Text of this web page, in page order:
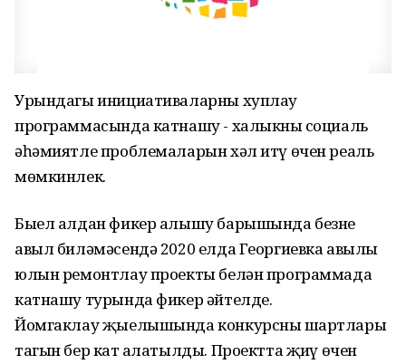
Урындагы инициативаларны хуплау
программасында катнашу - халыкның социаль
әһәмиятле проблемаларын хәл итү өчен реаль
мөмкинлек.
Быел алдан фикер алышу барышында безнең
авыл биләмәсендә 2020 елда Георгиевка авылы
юлын ремонтлау проекты белән программада
катнашу турында фикер әйтелде.
Йомгаклау җыелышында конкурсның шартлары
тагын бер кат аңлатылды. Проектта җиңү өчен